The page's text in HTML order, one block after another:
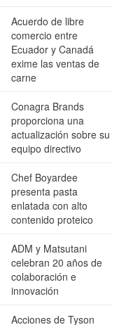
Acuerdo de libre
comercio entre
Ecuador y Canadá
exime las ventas de
carne
Conagra Brands
proporciona una
actualización sobre su
equipo directivo
Chef Boyardee
presenta pasta
enlatada con alto
contenido proteico
ADM y Matsutani
celebran 20 años de
colaboración e
innovación
Acciones de Tyson